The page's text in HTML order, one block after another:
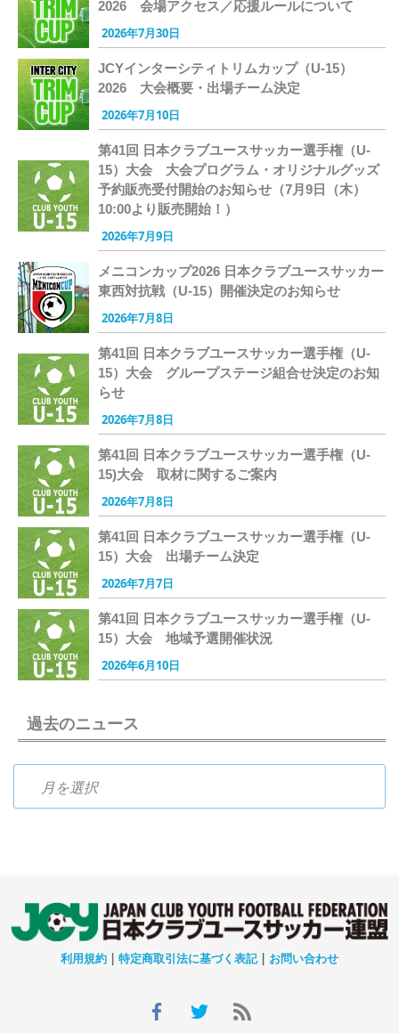
2026 会場アクセス／応援ルールについて
2026年7月30日
JCYインターシティトリムカップ（U-15）
2026 大会概要・出場チーム決定
2026年7月10日
第41回 日本クラブユースサッカー選手権（U-
15）大会 大会プログラム・オリジナルグッズ
予約販売受付開始のお知らせ（7月9日（木）
10:00より販売開始！）
2026年7月9日
メニコンカップ2026 日本クラブユースサッカー
東西対抗戦（U-15）開催決定のお知らせ
2026年7月8日
第41回 日本クラブユースサッカー選手権（U-
15）大会 グループステージ組合せ決定のお知
らせ
2026年7月8日
第41回 日本クラブユースサッカー選手権（U-
15)大会 取材に関するご案内
2026年7月8日
第41回 日本クラブユースサッカー選手権（U-
15）大会 出場チーム決定
2026年7月7日
第41回 日本クラブユースサッカー選手権（U-
15）大会 地域予選開催状況
2026年6月10日
過去のニュース
過去のニュース
利用規約 | 特定商取引法に基づく表記| お問い合わせ